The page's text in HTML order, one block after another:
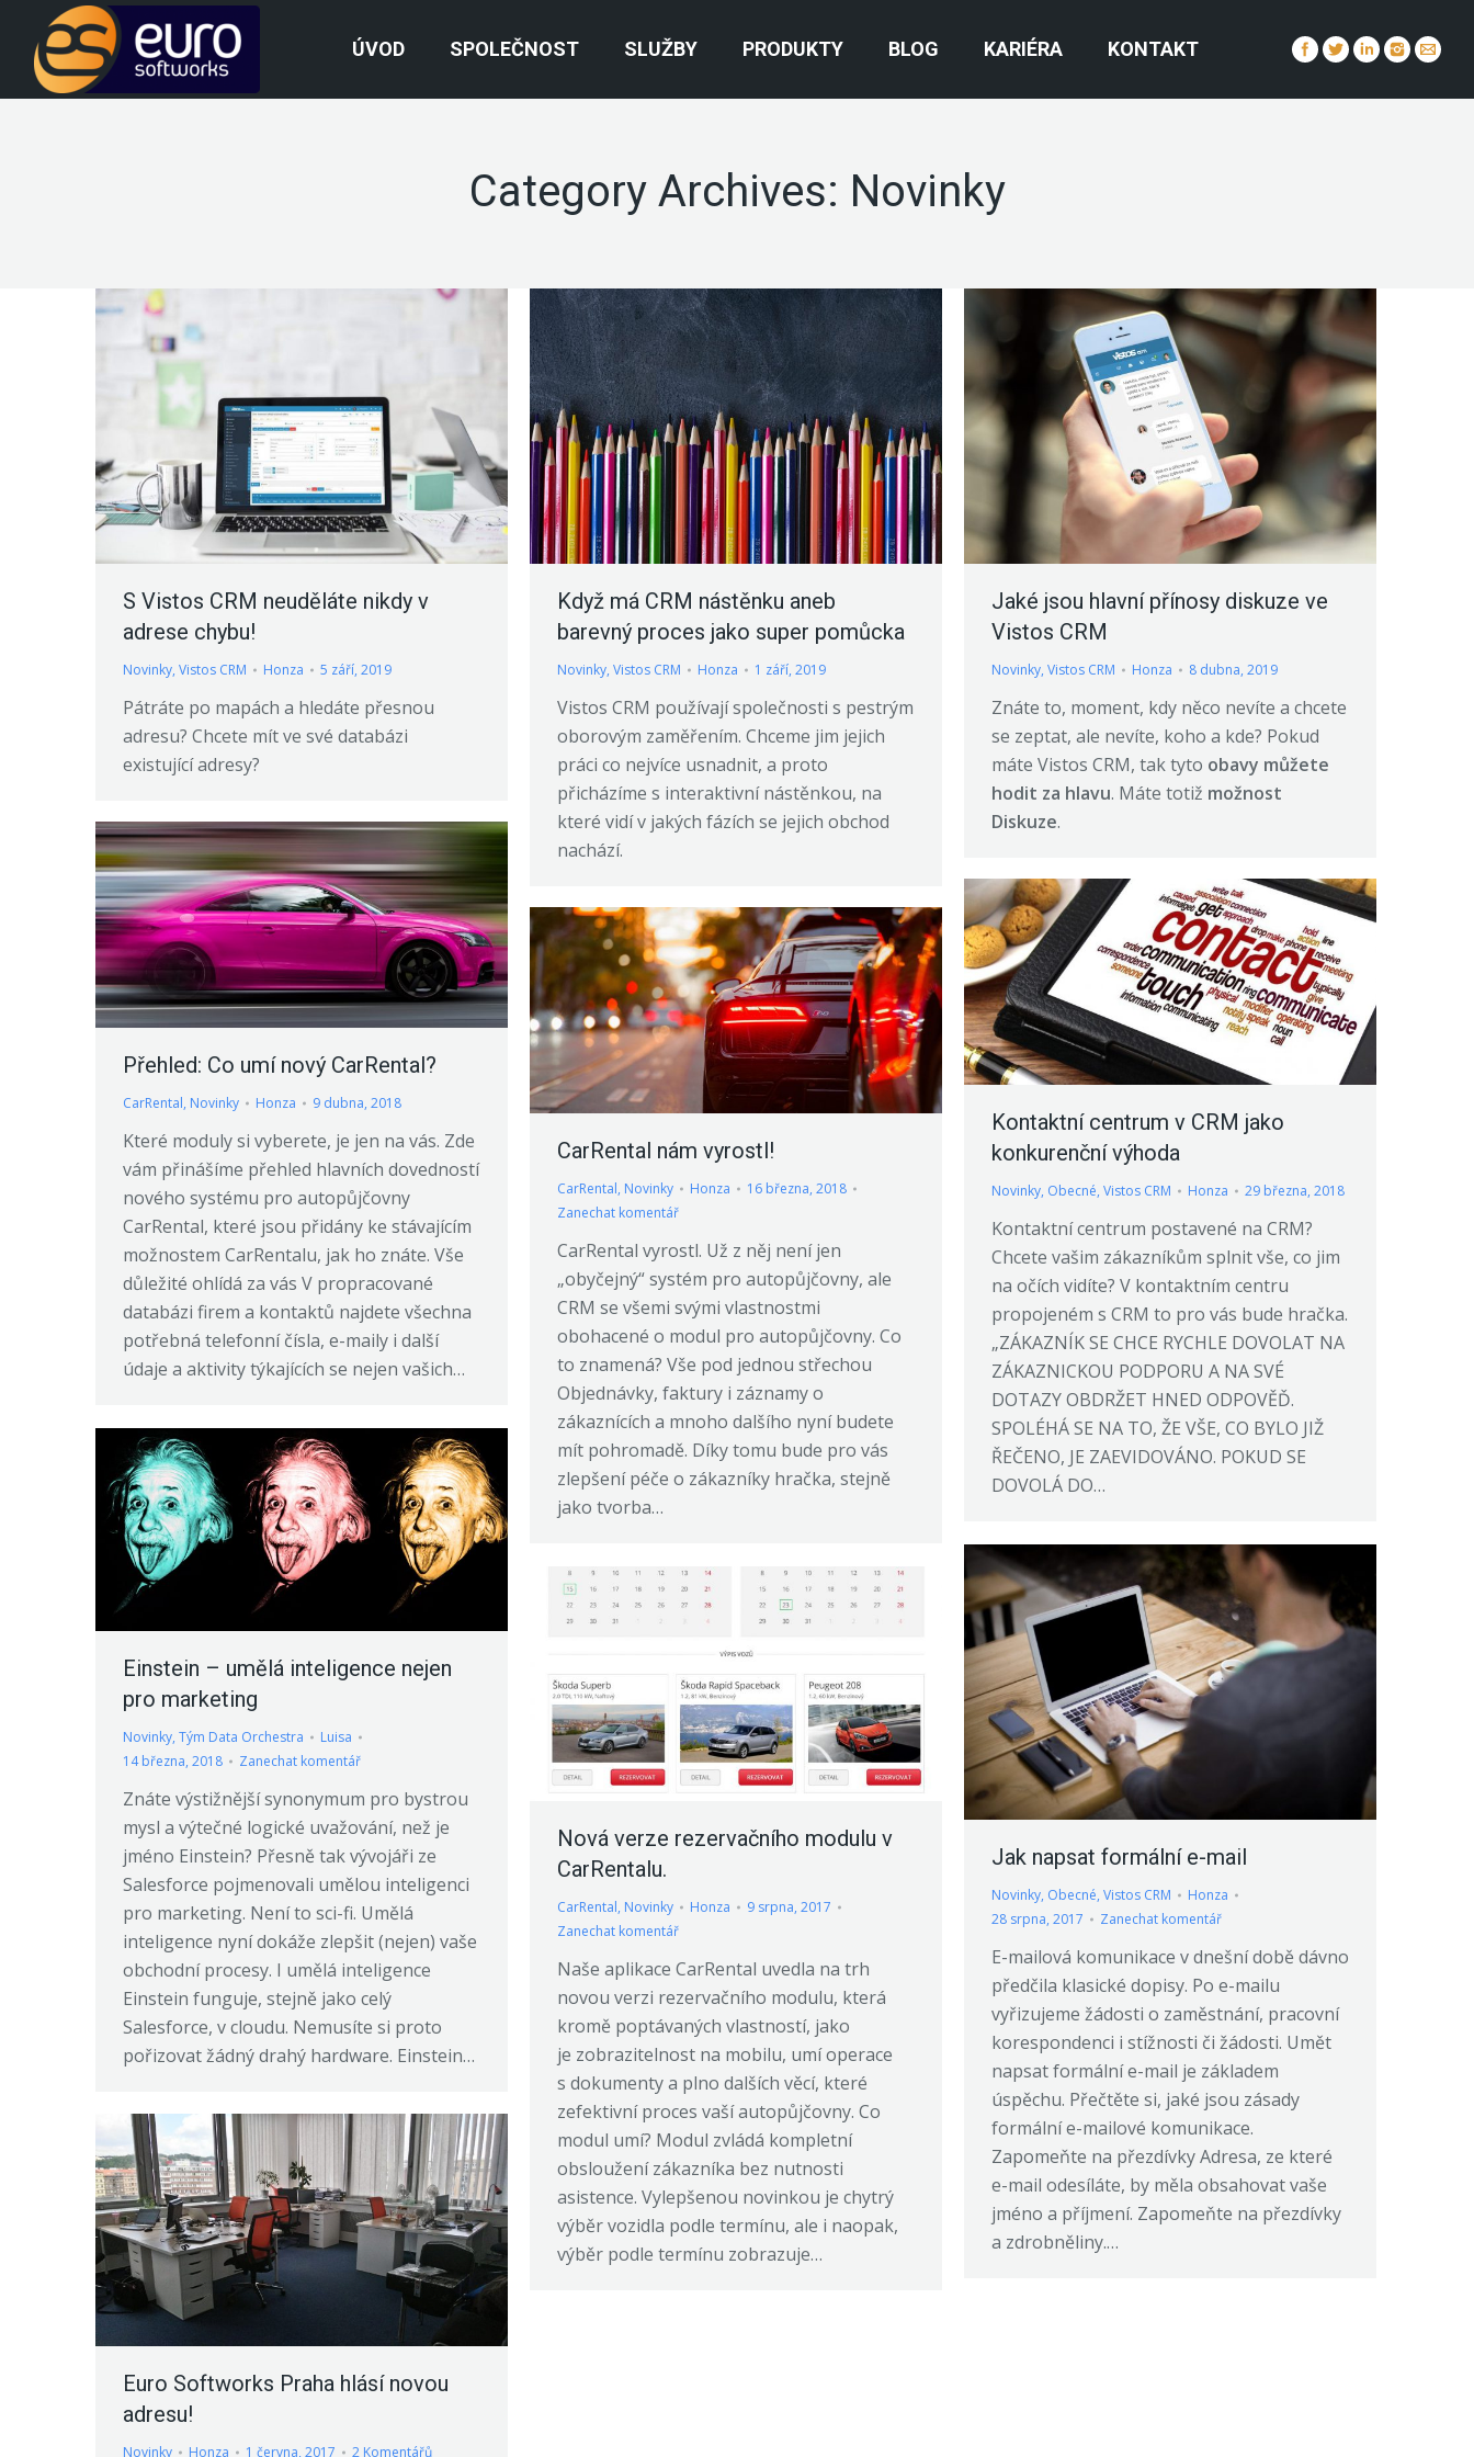
ÚVOD SPOLEČNOST SLUŽBY PRODUKTY BLOG KARIÉRA KONTAKT
Category Archives: Novinky
S Vistos CRM neuděláte nikdy v
adrese chybu!
Novinky, Vistos CRM Honza 5 září, 2019
Pátráte po mapách a hledáte přesnou
adresu? Chcete mít ve své databázi
existující adresy?
Když má CRM nástěnku aneb
barevný proces jako super pomůcka
Novinky, Vistos CRM Honza 1 září, 2019
Vistos CRM používají společnosti s pestrým
oborovým zaměřením. Chceme jim jejich
práci co nejvíce usnadnit, a proto
přicházíme s interaktivní nástěnkou, na
které vidí v jakých fázích se jejich obchod
nachází.
Jaké jsou hlavní přínosy diskuze ve
Vistos CRM
Novinky, Vistos CRM Honza 8 dubna, 2019
Znáte to, moment, kdy něco nevíte a chcete
se zeptat, ale nevíte, koho a kde? Pokud
máte Vistos CRM, tak tyto obavy můžete
hodit za hlavu. Máte totiž možnost
Diskuze.
Přehled: Co umí nový CarRental?
CarRental, Novinky Honza 9 dubna, 2018
Které moduly si vyberete, je jen na vás. Zde
vám přinášíme přehled hlavních dovedností
nového systému pro autopůjčovny
CarRental, které jsou přidány ke stávajícím
možnostem CarRentalu, jak ho znáte. Vše
důležité ohlídá za vás V propracované
databázi firem a kontaktů najdete všechna
potřebná telefonní čísla, e-maily i další
údaje a aktivity týkajících se nejen vašich…
Kontaktní centrum v CRM jako
konkurenční výhoda
Novinky, Obecné, Vistos CRM Honza 29 března, 2018
Kontaktní centrum postavené na CRM?
Chcete vašim zákazníkům splnit vše, co jim
na očích vidíte? V kontaktním centru
propojeném s CRM to pro vás bude hračka.
„ZÁKAZNÍK SE CHCE RYCHLE DOVOLAT NA
ZÁKAZNICKOU PODPORU A NA SVÉ
DOTAZY OBDRŽET HNED ODPOVĚĎ.
SPOLÉHÁ SE NA TO, ŽE VŠE, CO BYLO JIŽ
ŘEČENO, JE ZAEVIDOVÁNO. POKUD SE
DOVOLÁ DO…
CarRental nám vyrostl!
CarRental, Novinky Honza
16 března, 2018
Zanechat komentář
CarRental vyrostl. Už z něj není jen
„obyčejný“ systém pro autopůjčovny, ale
CRM se všemi svými vlastnostmi
obohacené o modul pro autopůjčovny. Co
to znamená? Vše pod jednou střechou
Objednávky, faktury i záznamy o
zákaznících a mnoho dalšího nyní budete
mít pohromadě. Díky tomu bude pro vás
zlepšení péče o zákazníky hračka, stejně
jako tvorba…
Einstein – umělá inteligence nejen
pro marketing
Novinky, Tým Data Orchestra
Luisa
14 března, 2018
Zanechat komentář
Znáte výstižnější synonymum pro bystrou
mysl a výtečné logické uvažování, než je
jméno Einstein? Přesně tak vývojáři ze
Salesforce pojmenovali umělou inteligenci
pro marketing. Není to sci-fi. Umělá
inteligence nyní dokáže zlepšit (nejen) vaše
obchodní procesy. I umělá inteligence
Einstein funguje, stejně jako celý
Salesforce, v cloudu. Nemusíte si proto
pořizovat žádný drahý hardware. Einstein…
Jak napsat formální e-mail
Novinky, Obecné, Vistos CRM
Honza
28 srpna, 2017
Zanechat komentář
E-mailová komunikace v dnešní době dávno
předčila klasické dopisy. Po e-mailu
vyřizujeme žádosti o zaměstnání, pracovní
korespondenci i stížnosti či žádosti. Umět
napsat formální e-mail je základem
úspěchu. Přečtěte si, jaké jsou zásady
formální e-mailové komunikace.
Zapomeňte na přezdívky Adresa, ze které
e-mail odesíláte, by měla obsahovat vaše
jméno a příjmení. Zapomeňte na přezdívky
a zdrobněliny.…
Nová verze rezervačního modulu v
CarRentalu.
CarRental, Novinky Honza
9 srpna, 2017
Zanechat komentář
Naše aplikace CarRental uvedla na trh
novou verzi rezervačního modulu, která
kromě poptávaných vlastností, jako
je zobrazitelnost na mobilu, umí operace
s dokumenty a plno dalších věcí, které
zefektivní proces vaší autopůjčovny. Co
modul umí? Modul zvládá kompletní
obsloužení zákazníka bez nutnosti
asistence. Vylepšenou novinkou je chytrý
výběr vozidla podle termínu, ale i naopak,
výběr podle termínu zobrazuje…
Euro Softworks Praha hlásí novou
adresu!
Novinky Honza 1 června, 2017 2 Komentářů